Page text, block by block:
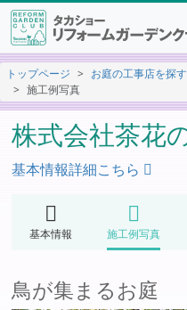
トップページ お庭の工事店を探す
施工例写真
株式会社茶花
基本情報詳細こちら
基本情報 施工例写真
鳥が集まるお庭